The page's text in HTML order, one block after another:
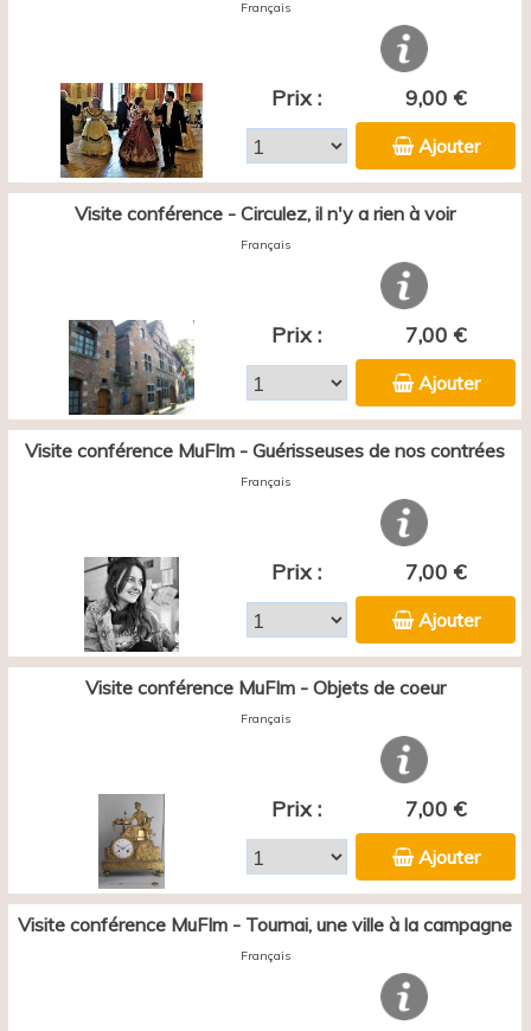
Français
Prix : 9,00 €
Ajouter
Visite conférence - Circulez, il n'y a rien à voir
Français
Prix : 7,00 €
Ajouter
Visite conférence MuFIm - Guérisseuses de nos contrées
Français
Prix : 7,00 €
Ajouter
Visite conférence MuFIm - Objets de coeur
Français
Prix : 7,00 €
Ajouter
Visite conférence MuFIm - Tournai, une ville à la campagne
Français